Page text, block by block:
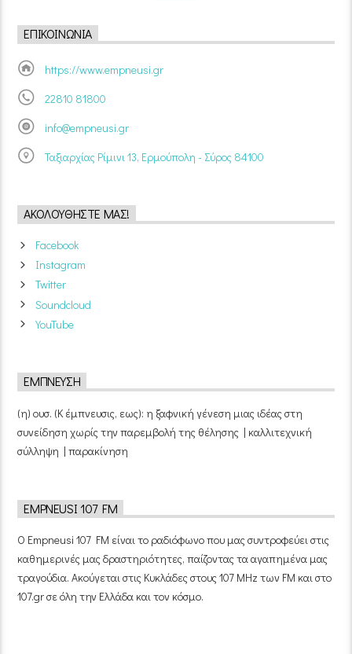
ΕΠΙΚΟΙΝΩΝΊΑ
https://www.empneusi.gr
22810 81800
info@empneusi.gr
Ταξιαρχίας Ρίμινι 13, Ερμούπολη - Σύρος 84100
ΑΚΟΛΟΥΘΉΣΤΕ ΜΑΣ!
Facebook
Instagram
Twitter
Soundcloud
YouTube
ΈΜΠΝΕΥΣΗ
(η) ουσ. (Κ έμπνευσις, εως): η ξαφνική γένεση μιας ιδέας στη
συνείδηση χωρίς την παρεμβολή της θέλησης | καλλιτεχνική
σύλληψη | παρακίνηση
EMPNEUSI 107 FM
Ο Empneusi 107 FM είναι το ραδιόφωνο που μας συντροφεύει στις
καθημερινές μας δραστηριότητες, παίζοντας τα αγαπημένα μας
τραγούδια. Ακούγεται στις Κυκλάδες στους 107 MHz των FM και στο
107.gr σε όλη την Ελλάδα και τον κόσμο.